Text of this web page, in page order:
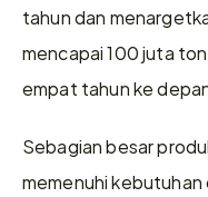
tahun dan
mencapai 100 juta
empat tahun ke
Sebagian besar
memenuhi